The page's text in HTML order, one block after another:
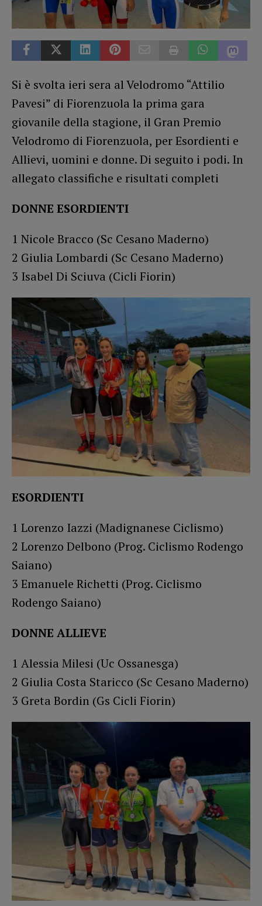
Si è svolta ieri sera al Velodromo “Attilio
Pavesi” di Fiorenzuola la prima gara
giovanile della stagione, il Gran Premio
Velodromo di Fiorenzuola, per Esordienti e
Allievi, uomini e donne. Di seguito i podi. In
allegato classifiche e risultati completi
DONNE ESORDIENTI
1 Nicole Bracco (Sc Cesano Maderno)
2 Giulia Lombardi (Sc Cesano Maderno)
3 Isabel Di Sciuva (Cicli Fiorin)
ESORDIENTI
1 Lorenzo Iazzi (Madignanese Ciclismo)
2 Lorenzo Delbono (Prog. Ciclismo Rodengo
Saiano)
3 Emanuele Richetti (Prog. Ciclismo
Rodengo Saiano)
DONNE ALLIEVE
1 Alessia Milesi (Uc Ossanesga)
2 Giulia Costa Staricco (Sc Cesano Maderno)
3 Greta Bordin (Gs Cicli Fiorin)